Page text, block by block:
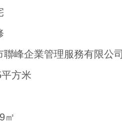
聯峰企業管理服務有限公司
方米
㎡